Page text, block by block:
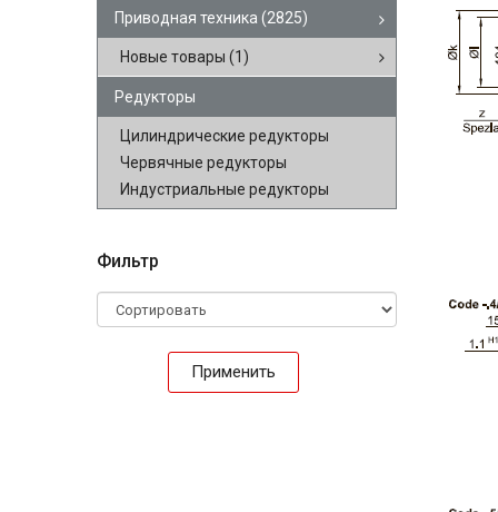
Приводная техника (2825)
Новые товары (1)
Редукторы
Цилиндрические редукторы
Червячные редукторы
Индустриальные редукторы
Фильтр
Применить